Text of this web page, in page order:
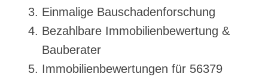
Einmalige Bauschadenforschung
Bezahlbare Immobilienbewertung &
Bauberater
Immobilienbewertungen für 56379